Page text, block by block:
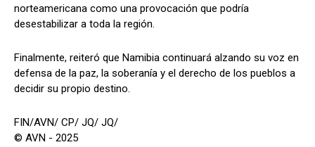
norteamericana como una provocación que podría
desestabilizar a toda la región.
Finalmente, reiteró que Namibia continuará alzando su voz en
defensa de la paz, la soberanía y el derecho de los pueblos a
decidir su propio destino.
FIN/AVN/ CP/ JQ/ JQ/
© AVN - 2025